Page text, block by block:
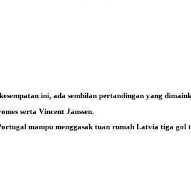
ini, ada sembilan pertandingan yang
serta Vincent Janssen.
mampu menggasak tuan rumah Latvia tiga gol